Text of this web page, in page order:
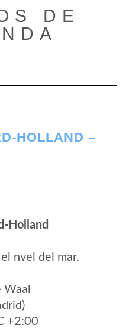
DE
modo de navegación
HOLLAND –
Holland
nvel del mar.
+2:00